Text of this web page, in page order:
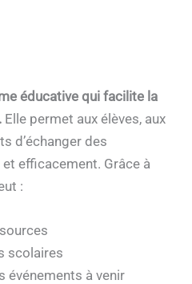
éducative qui facilite la
Elle permet aux élèves, aux
d’échanger des
efficacement. Grâce à
:
scolaires
événements à venir